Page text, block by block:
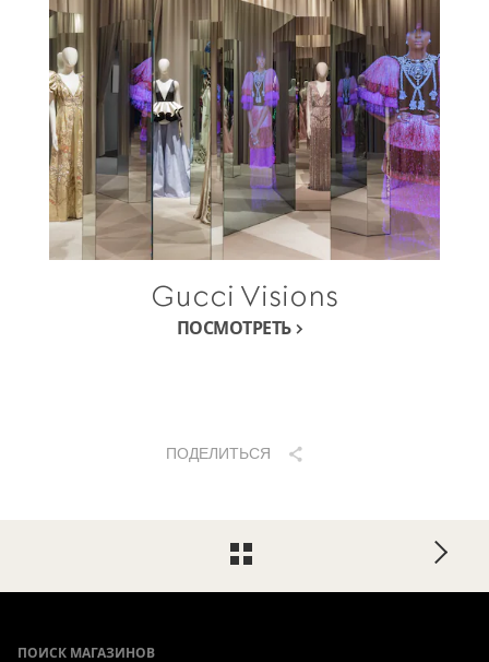
Gucci Visions
ПОСМОТРЕТЬ
ПОДЕЛИТЬСЯ
Footer
ПОИСК МАГАЗИНОВ